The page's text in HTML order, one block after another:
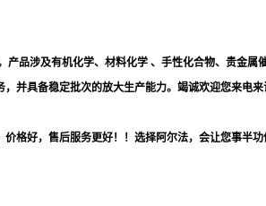
产品涉及有机化学、材料化学 、手性化合物、贵金
并具备稳定批次的放大生产能力。竭诚欢迎您来电
格好，售后服务更好！！选择阿尔法，会让您事半功